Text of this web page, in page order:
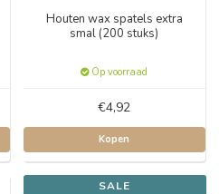
Houten wax spatels extra
smal (200 stuks)
Op voorraad
€4,92
Kopen
SALE